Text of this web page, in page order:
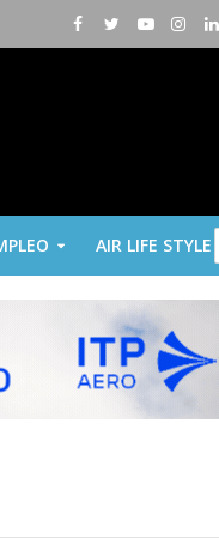
AIR LIFE STYLE